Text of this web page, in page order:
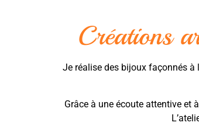
Créations
Je réalise des bijoux façonnés à
Grâce à une écoute attentive et